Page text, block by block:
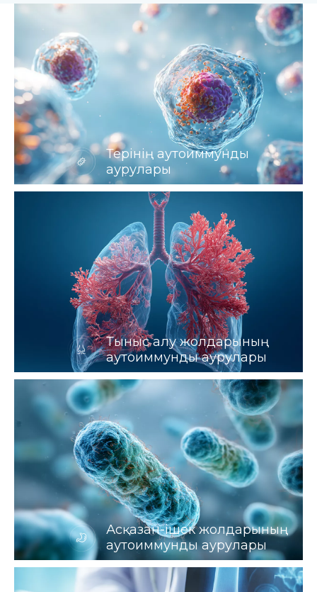
Терінің аутоиммунды
аурулары
Тыныс алу жолдарының
аутоиммунды аурулары
Асқазан-ішек жолдарының
аутоиммунды аурулары